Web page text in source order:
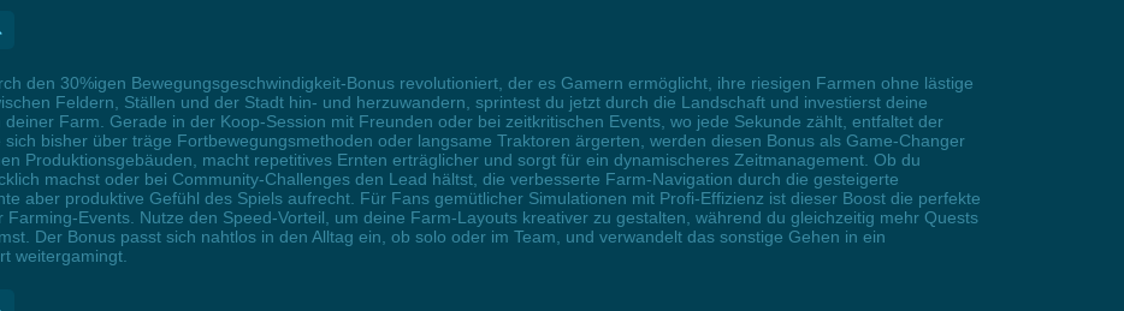
den 30%igen Bewegungsgeschwindigkeit-Bonus revolutioniert, der es Gamern ermöglicht, ihre riesigen Farmen ohne lästige
Feldern, Ställen und der Stadt hin- und herzuwandern, sprintest du jetzt durch die Landschaft und investierst deine
Farm. Gerade in der Koop-Session mit Freunden oder bei zeitkritischen Events, wo jede Sekunde zählt, entfaltet der
bisher über träge Fortbewegungsmethoden oder langsame Traktoren ärgerten, werden diesen Bonus als Game-Changer
Produktionsgebäuden, macht repetitives Ernten erträglicher und sorgt für ein dynamischeres Zeitmanagement. Ob du
machst oder bei Community-Challenges den Lead hältst, die verbesserte Farm-Navigation durch die gesteigerte
aber produktive Gefühl des Spiels aufrecht. Für Fans gemütlicher Simulationen mit Profi-Effizienz ist dieser Boost die perfekte
Events. Nutze den Speed-Vorteil, um deine Farm-Layouts kreativer zu gestalten, während du gleichzeitig mehr Quests
Der Bonus passt sich nahtlos in den Alltag ein, ob solo oder im Team, und verwandelt das sonstige Gehen in ein
weitergamingt.